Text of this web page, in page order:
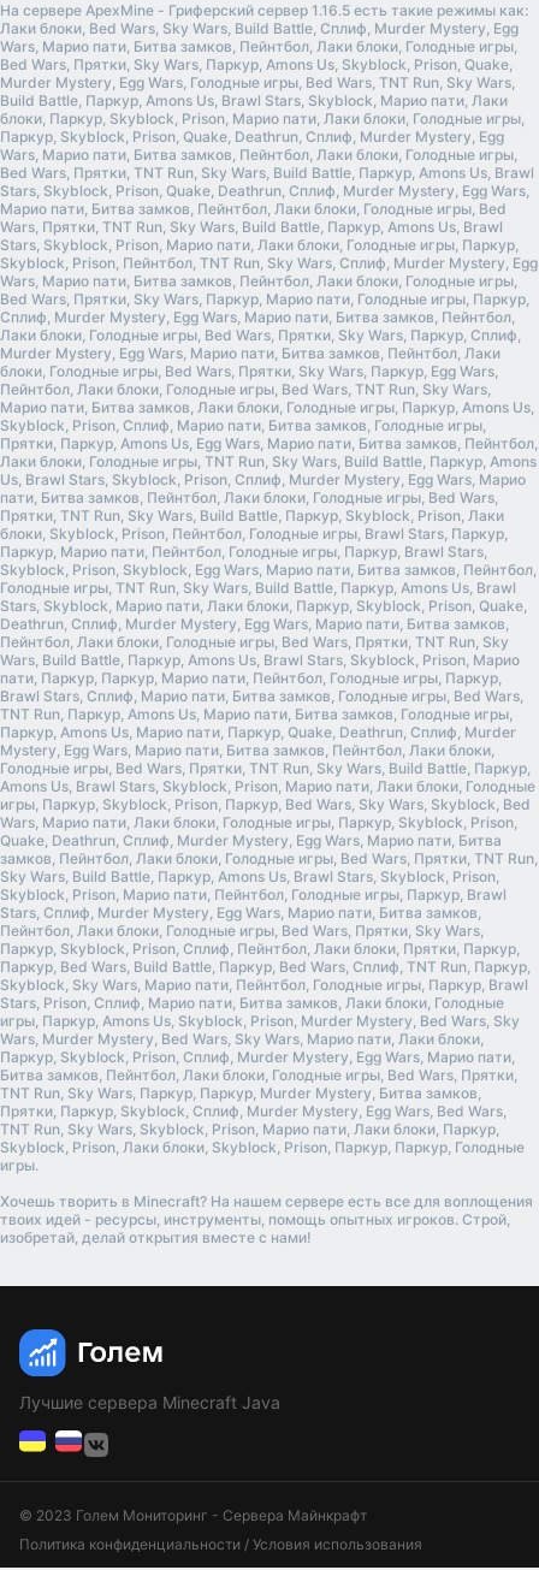
На сервере ApexMine - Гриферский сервер 1.16.5 есть такие режимы как:
Лаки блоки, Bed Wars, Sky Wars, Build Battle, Сплиф, Murder Mystery, Egg
Wars, Марио пати, Битва замков, Пейнтбол, Лаки блоки, Голодные игры,
Bed Wars, Прятки, Sky Wars, Паркур, Amons Us, Skyblock, Prison, Quake,
Murder Mystery, Egg Wars, Голодные игры, Bed Wars, TNT Run, Sky Wars,
Build Battle, Паркур, Amons Us, Brawl Stars, Skyblock, Марио пати, Лаки
блоки, Паркур, Skyblock, Prison, Марио пати, Лаки блоки, Голодные игры,
Паркур, Skyblock, Prison, Quake, Deathrun, Сплиф, Murder Mystery, Egg
Wars, Марио пати, Битва замков, Пейнтбол, Лаки блоки, Голодные игры,
Bed Wars, Прятки, TNT Run, Sky Wars, Build Battle, Паркур, Amons Us, Brawl
Stars, Skyblock, Prison, Quake, Deathrun, Сплиф, Murder Mystery, Egg Wars,
Марио пати, Битва замков, Пейнтбол, Лаки блоки, Голодные игры, Bed
Wars, Прятки, TNT Run, Sky Wars, Build Battle, Паркур, Amons Us, Brawl
Stars, Skyblock, Prison, Марио пати, Лаки блоки, Голодные игры, Паркур,
Skyblock, Prison, Пейнтбол, TNT Run, Sky Wars, Сплиф, Murder Mystery, Egg
Wars, Марио пати, Битва замков, Пейнтбол, Лаки блоки, Голодные игры,
Bed Wars, Прятки, Sky Wars, Паркур, Марио пати, Голодные игры, Паркур,
Сплиф, Murder Mystery, Egg Wars, Марио пати, Битва замков, Пейнтбол,
Лаки блоки, Голодные игры, Bed Wars, Прятки, Sky Wars, Паркур, Сплиф,
Murder Mystery, Egg Wars, Марио пати, Битва замков, Пейнтбол, Лаки
блоки, Голодные игры, Bed Wars, Прятки, Sky Wars, Паркур, Egg Wars,
Пейнтбол, Лаки блоки, Голодные игры, Bed Wars, TNT Run, Sky Wars,
Марио пати, Битва замков, Лаки блоки, Голодные игры, Паркур, Amons Us,
Skyblock, Prison, Сплиф, Марио пати, Битва замков, Голодные игры,
Прятки, Паркур, Amons Us, Egg Wars, Марио пати, Битва замков, Пейнтбол,
Лаки блоки, Голодные игры, TNT Run, Sky Wars, Build Battle, Паркур, Amons
Us, Brawl Stars, Skyblock, Prison, Сплиф, Murder Mystery, Egg Wars, Марио
пати, Битва замков, Пейнтбол, Лаки блоки, Голодные игры, Bed Wars,
Прятки, TNT Run, Sky Wars, Build Battle, Паркур, Skyblock, Prison, Лаки
блоки, Skyblock, Prison, Пейнтбол, Голодные игры, Brawl Stars, Паркур,
Паркур, Марио пати, Пейнтбол, Голодные игры, Паркур, Brawl Stars,
Skyblock, Prison, Skyblock, Egg Wars, Марио пати, Битва замков, Пейнтбол,
Голодные игры, TNT Run, Sky Wars, Build Battle, Паркур, Amons Us, Brawl
Stars, Skyblock, Марио пати, Лаки блоки, Паркур, Skyblock, Prison, Quake,
Deathrun, Сплиф, Murder Mystery, Egg Wars, Марио пати, Битва замков,
Пейнтбол, Лаки блоки, Голодные игры, Bed Wars, Прятки, TNT Run, Sky
Wars, Build Battle, Паркур, Amons Us, Brawl Stars, Skyblock, Prison, Марио
пати, Паркур, Паркур, Марио пати, Пейнтбол, Голодные игры, Паркур,
Brawl Stars, Сплиф, Марио пати, Битва замков, Голодные игры, Bed Wars,
TNT Run, Паркур, Amons Us, Марио пати, Битва замков, Голодные игры,
Паркур, Amons Us, Марио пати, Паркур, Quake, Deathrun, Сплиф, Murder
Mystery, Egg Wars, Марио пати, Битва замков, Пейнтбол, Лаки блоки,
Голодные игры, Bed Wars, Прятки, TNT Run, Sky Wars, Build Battle, Паркур,
Amons Us, Brawl Stars, Skyblock, Prison, Марио пати, Лаки блоки, Голодные
игры, Паркур, Skyblock, Prison, Паркур, Bed Wars, Sky Wars, Skyblock, Bed
Wars, Марио пати, Лаки блоки, Голодные игры, Паркур, Skyblock, Prison,
Quake, Deathrun, Сплиф, Murder Mystery, Egg Wars, Марио пати, Битва
замков, Пейнтбол, Лаки блоки, Голодные игры, Bed Wars, Прятки, TNT Run,
Sky Wars, Build Battle, Паркур, Amons Us, Brawl Stars, Skyblock, Prison,
Skyblock, Prison, Марио пати, Пейнтбол, Голодные игры, Паркур, Brawl
Stars, Сплиф, Murder Mystery, Egg Wars, Марио пати, Битва замков,
Пейнтбол, Лаки блоки, Голодные игры, Bed Wars, Прятки, Sky Wars,
Паркур, Skyblock, Prison, Сплиф, Пейнтбол, Лаки блоки, Прятки, Паркур,
Паркур, Bed Wars, Build Battle, Паркур, Bed Wars, Сплиф, TNT Run, Паркур,
Skyblock, Sky Wars, Марио пати, Пейнтбол, Голодные игры, Паркур, Brawl
Stars, Prison, Сплиф, Марио пати, Битва замков, Лаки блоки, Голодные
игры, Паркур, Amons Us, Skyblock, Prison, Murder Mystery, Bed Wars, Sky
Wars, Murder Mystery, Bed Wars, Sky Wars, Марио пати, Лаки блоки,
Паркур, Skyblock, Prison, Сплиф, Murder Mystery, Egg Wars, Марио пати,
Битва замков, Пейнтбол, Лаки блоки, Голодные игры, Bed Wars, Прятки,
TNT Run, Sky Wars, Паркур, Паркур, Murder Mystery, Битва замков,
Прятки, Паркур, Skyblock, Сплиф, Murder Mystery, Egg Wars, Bed Wars,
TNT Run, Sky Wars, Skyblock, Prison, Марио пати, Лаки блоки, Паркур,
Skyblock, Prison, Лаки блоки, Skyblock, Prison, Паркур, Паркур, Голодные
игры.
Хочешь творить в Minecraft? На нашем сервере есть все для воплощения
твоих идей - ресурсы, инструменты, помощь опытных игроков. Строй,
изобретай, делай открытия вместе с нами!
Лучшие сервера Minecraft Java
© 2023 Голем Мониторинг - Сервера Майнкрафт
Политика конфиденциальности / Условия использования